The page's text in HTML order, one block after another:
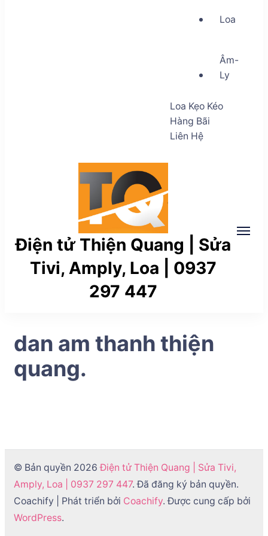
Loa
Âm-
Ly
Loa Kẹo Kéo
Hàng Bãi
Liên Hệ
Điện tử Thiện Quang | Sửa
Tivi, Amply, Loa | 0937
297 447
Minh : Quận Gò Vấp , Quận Tân Bình , Quận 12…
dan am thanh thiện
quang.
© Bản quyền 2026Điện tử Thiện Quang | Sửa Tivi,
Amply, Loa | 0937 297 447. Đã đăng ký bản quyền.
Coachify | Phát triển bởi Coachify. Được cung cấp bởi
WordPress.